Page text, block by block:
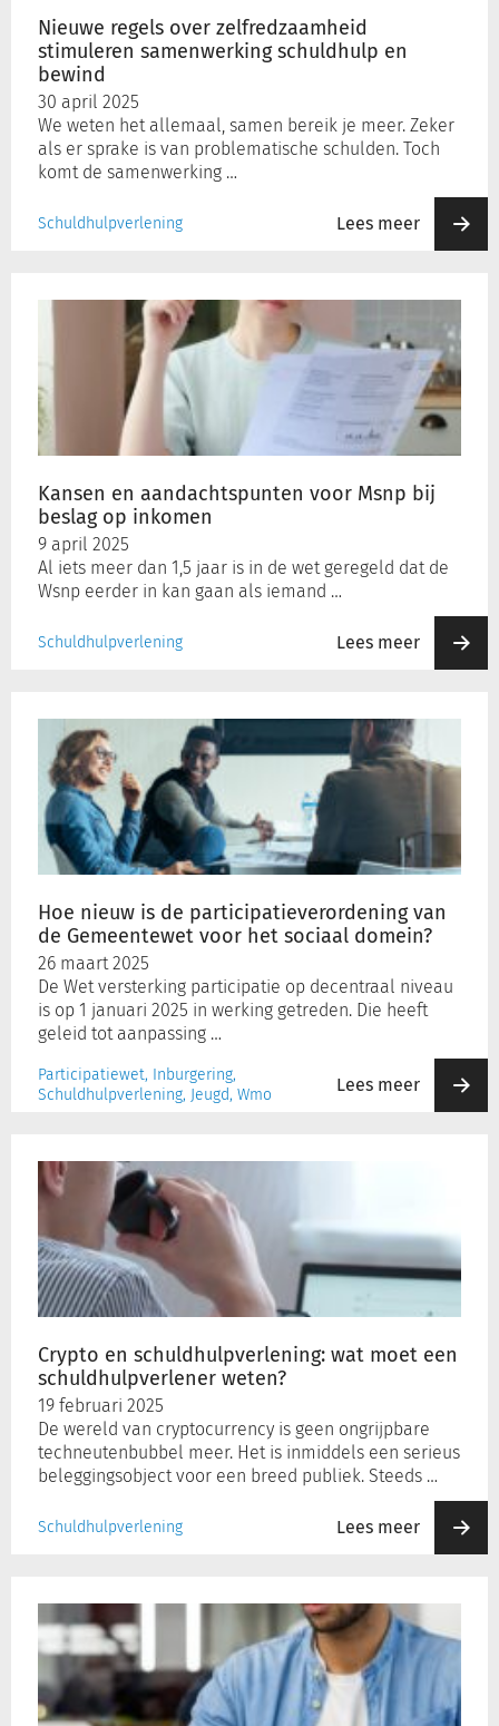
Registreren
Nieuwe regels over zelfredzaamheid
stimuleren samenwerking schuldhulp en
bewind
30 april 2025
We weten het allemaal, samen bereik je meer. Zeker
als er sprake is van problematische schulden. Toch
komt de samenwerking …
Schuldhulpverlening Lees meer
bewind
Kansen en aandachtspunten voor Msnp bij
beslag op inkomen
9 april 2025
Al iets meer dan 1,5 jaar is in de wet geregeld dat de
Wsnp eerder in kan gaan als iemand …
Schuldhulpverlening Lees meer
aandachtspunten
Msnp
beslag
inkomen
Hoe nieuw is de participatieverordening van
de Gemeentewet voor het sociaal domein?
26 maart 2025
De Wet versterking participatie op decentraal niveau
is op 1 januari 2025 in werking getreden. Die heeft
geleid tot aanpassing …
Participatiewet, Inburgering,
Schuldhulpverlening, Jeugd, Wmo
Lees meer
participatieverordening
van
Gemeentewet
voor
het
sociaal
domein?
Crypto en schuldhulpverlening: wat moet een
schuldhulpverlener weten?
19 februari 2025
De wereld van cryptocurrency is geen ongrijpbare
techneutenbubbel meer. Het is inmiddels een serieus
beleggingsobject voor een breed publiek. Steeds …
Schuldhulpverlening Lees meer
schuldhulpverlening:
moet
een
schuldhulpverlener
weten?
het
sociaal